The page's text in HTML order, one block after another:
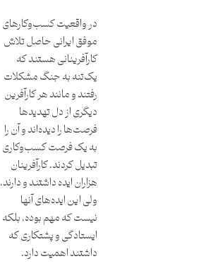
در واقعیت کسب‌وکارهای
موفق ایرانی حاصل تلاش
کارآفرینانی هستند که
یک‌تنه به جنگ مشکلات
رفتند و مانند هر کارآفرین
دیگری از دل تهدیدها
فرصت‌ها را دیده‌اند و آن را
به یک فرصت کسب‌وکاری
تبدیل کردند. کارآفرینان
هزاران ایده داشتند و دارند،
ولی این ایده‌های آنها
نیست که مهم بوده، بلکه
ایستادگی و پشتکاری که
داشتند اهمیت دارد.